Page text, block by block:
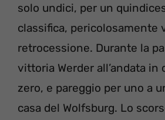
solo undici, per un
classifica, pericolosamente
retrocessione. Durante la
vittoria Werder all’andata in
zero, e pareggio per uno a
casa del Wolfsburg. Lo